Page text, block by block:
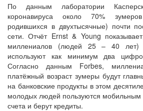
По данным лаборатории
коронавируса около 70%
родившихся в двухтысячные) почти
сети. Отчёт Ernst & Young
миллениалов (людей 25 – 40 лет)
используют как минимум два
Согласно данным Forbes,
платёжный возраст зумеры будут
на банковские продукты в этом
молодых людей пользуются мобильным
счета и берут кредиты.